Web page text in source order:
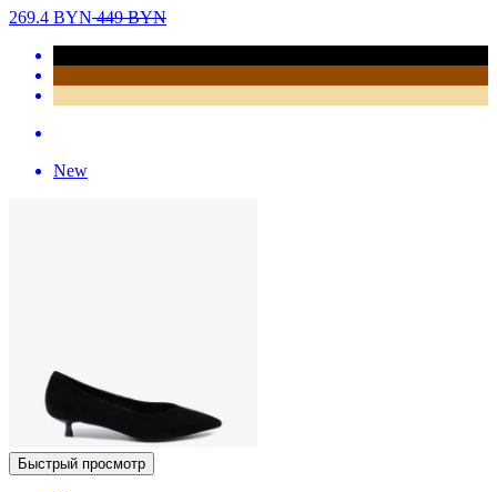
269.4 BYN449BYN
New
Быстрый просмотр